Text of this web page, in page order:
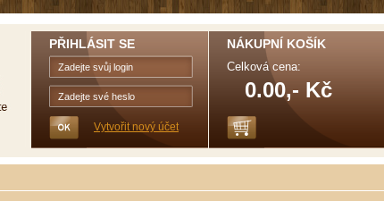
PŘIHLÁSIT SE
Vytvořit nový účet
NÁKUPNÍ KOŠÍK
Celková cena:
0.00,- Kč